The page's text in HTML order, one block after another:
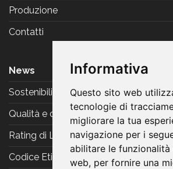
Informativa
Questo sito web
tecnologie di
migliorare la tua
navigazione per i
abilitare le
web, per fornire una
Produzione
Contatti
News
Sostenibilità
Qualità e certificazioni
Rating di Legalità
Codice Etico